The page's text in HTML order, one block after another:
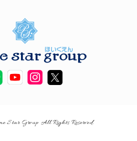
Star Group All Rights Reserved.